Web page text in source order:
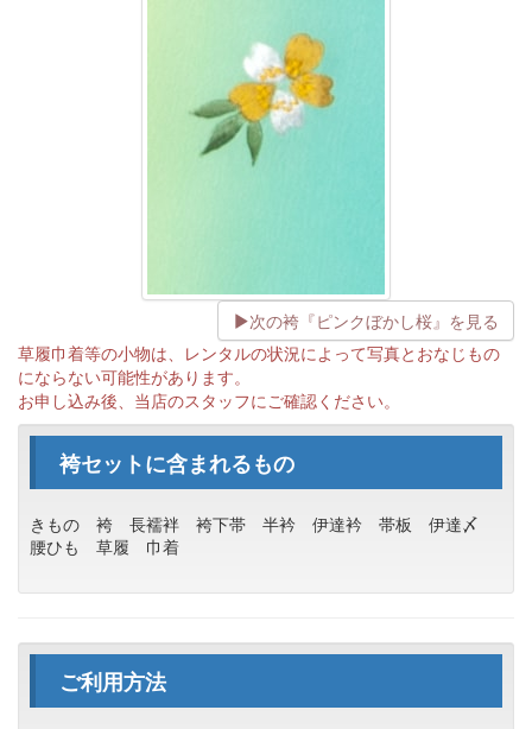
次の袴『ピンクぼかし桜』を見る
草履巾着等の小物は、レンタルの状況によって写真とおなじもの
にならない可能性があります。
お申し込み後、当店のスタッフにご確認ください。
袴セットに含まれるもの
きもの 袴 長襦袢 袴下帯 半衿 伊達衿 帯板
伊達〆
腰ひも
草履 巾着
ご利用方法